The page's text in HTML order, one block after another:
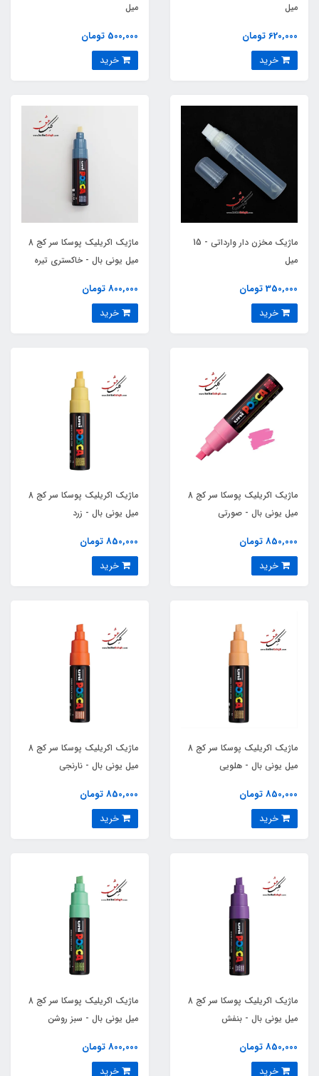
میل
620,000 تومان
میل
500,000 تومان
ماژیک مخزن‏ دار وارداتی - 15
میل
350,000 تومان
ماژیک اکریلیک پوسکا سر کج 8
میل یونی بال - خاکستری تیره
800,000 تومان
ماژیک اکریلیک پوسکا سر کج 8
میل یونی بال - صورتی
850,000 تومان
ماژیک اکریلیک پوسکا سر کج 8
میل یونی بال - زرد
850,000 تومان
ماژیک اکریلیک پوسکا سر کج 8
میل یونی بال - هلویی
850,000 تومان
ماژیک اکریلیک پوسکا سر کج 8
میل یونی بال - نارنجی
850,000 تومان
ماژیک اکریلیک پوسکا سر کج 8
میل یونی بال - بنفش
850,000 تومان
ماژیک اکریلیک پوسکا سر کج 8
میل یونی بال - سبز روشن
800,000 تومان